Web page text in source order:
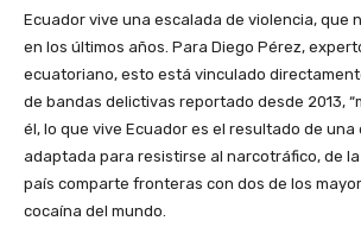
Ecuador vive una escalada de violencia, que
en los últimos años. Para Diego Pérez,
ecuatoriano, esto está vinculado
de bandas delictivas reportado desde 2013,
él, lo que vive Ecuador es el resultado de una
adaptada para resistirse al narcotráfico, de
país comparte fronteras con dos de los
cocaína del mundo.